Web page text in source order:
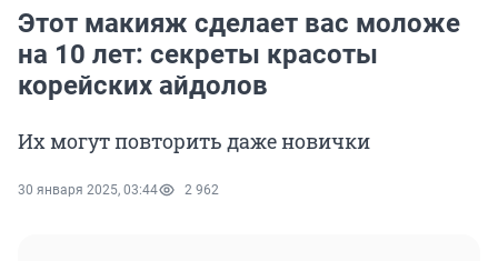
Этот макияж сделает вас моложе
на 10 лет: секреты красоты
корейских айдолов
Их могут повторить даже новички
30 января 2025, 03:44 2 962